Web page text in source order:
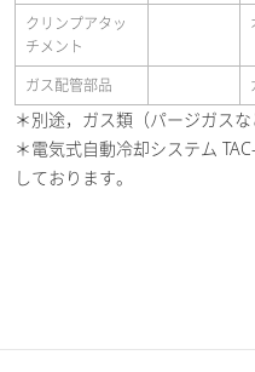
クリンプアタッ
チメント
ガス配管部品
＊別途，ガス類（パージガスな
＊電気式自動冷却システム
しております。